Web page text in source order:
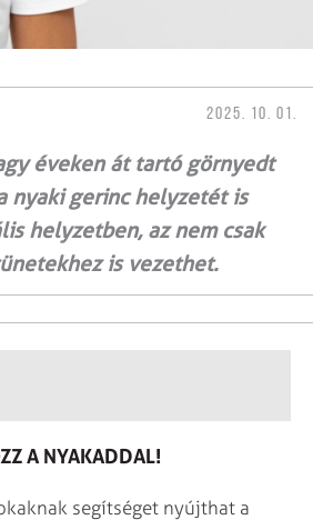
2025. 10. 01.
éveken át tartó görnyedt
nyaki gerinc helyzetét is
helyzetben, az nem csak
is vezethet.
A NYAKADDAL!
segítséget nyújthat a